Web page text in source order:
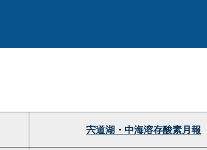
宍道湖・中海溶存酸素月報